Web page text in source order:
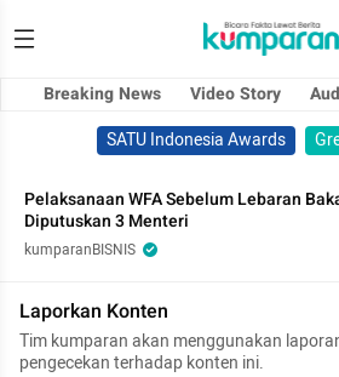
Breaking News Video Story
SATU Indonesia Awards
Pelaksanaan WFA Sebelum Lebaran
Diputuskan 3 Menteri
kumparanBISNIS
Laporkan Konten
Tim kumparan akan menggunakan
pengecekan terhadap konten ini.